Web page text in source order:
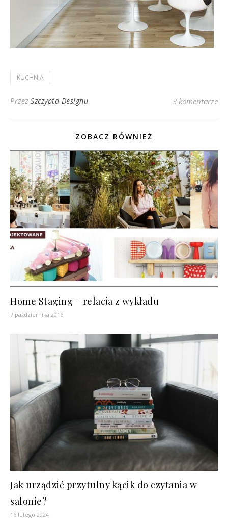
KUCHNIA
Przez Szczypta Designu 3 komentarze
ZOBACZ RÓWNIEŻ
Home Staging – relacja z wykładu
7 października 2016
Jak urządzić przytulny kącik do czytania w
salonie?
16 lutego 2024